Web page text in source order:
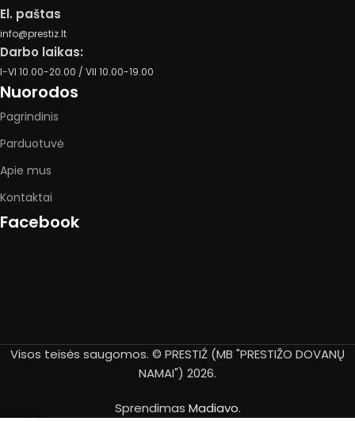
El. paštas
info@prestiz.lt
Darbo laikas:
I-VI 10.00-20.00 / VII 10.00-19.00
Nuorodos
Pagrindinis
Parduotuvė
Apie mus
Kontaktai
Facebook
Visos teisės saugomos. © PRESTIŹ (MB "PRESTIŽO DOVANŲ
NAMAI") 2026.
Sprendimas Madiavo.